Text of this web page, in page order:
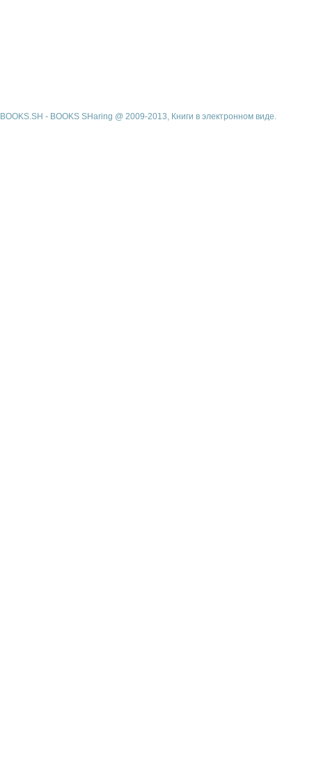
BOOKS.SH - BOOKS SHaring @ 2009-2013, Книги в электронном виде.